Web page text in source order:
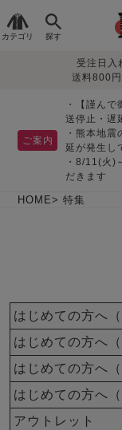
カテゴリ 探す
春
生地で
さがす
オーガニック素材
敏感肌用
パジャマ
パジャマ
体型別におすすめパジ
ャマ
上着単品
夏パジャマ特集
について
会社概要
受注日入
送料800
ご案内
・【謹ん
送停止・
・熊本地
延が発生し
・8/11(火)
だきます
HOME 特集
はじめての方へ
はじめての方へ
はじめての方へ
はじめての方へ
アウトレット